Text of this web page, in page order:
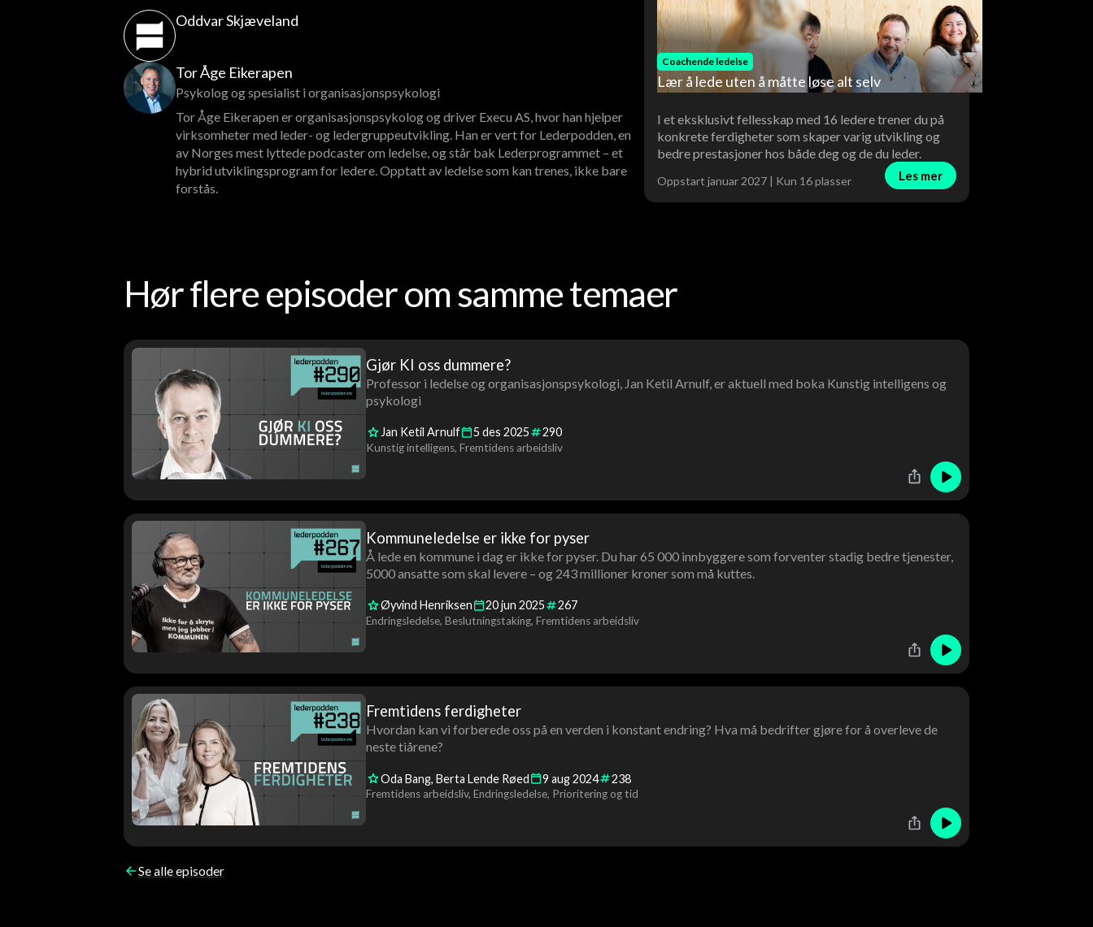
Oddvar Skjæveland
Tor Åge Eikerapen
Psykolog og spesialist i organisasjonspsykologi
Tor Åge Eikerapen er organisasjonspsykolog og driver Execu AS, hvor han hjelper
virksomheter med leder- og ledergruppeutvikling. Han er vert for Lederpodden, en
av Norges mest lyttede podcaster om ledelse, og står bak Lederprogrammet – et
hybrid utviklingsprogram for ledere. Opptatt av ledelse som kan trenes, ikke bare
forstås.
Coachende ledelse
Lær å lede uten å måtte løse alt selv
I et eksklusivt fellesskap med 16 ledere trener du på
konkrete ferdigheter som skaper varig utvikling og
bedre prestasjoner hos både deg og de du leder.
Oppstart januar 2027 | Kun 16 plasser Les mer
Hør flere episoder om samme temaer
Gjør KI oss dummere?
Professor i ledelse og organisasjonspsykologi, Jan Ketil Arnulf, er aktuell med boka Kunstig intelligens og
psykologi
Jan Ketil Arnulf 5 des 2025 290
Kunstig intelligens Fremtidens arbeidsliv
Kommuneledelse er ikke for pyser
Å lede en kommune i dag er ikke for pyser. Du har 65 000 innbyggere som forventer stadig bedre tjenester,
5000 ansatte som skal levere – og 243 millioner kroner som må kuttes.
Øyvind Henriksen 20jun 2025 267
Endringsledelse Beslutningstaking Fremtidens arbeidsliv
Fremtidens ferdigheter
Hvordan kan vi forberede oss på en verden i konstant endring? Hva må bedrifter gjøre for å overleve de
neste tiårene?
Oda Bang Berta Lende Røed 9 aug2024 238
Fremtidens arbeidsliv Endringsledelse Prioritering og tid
Se alle episoder